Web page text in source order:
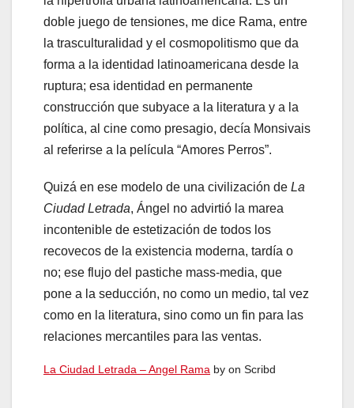
doble juego de tensiones, me dice Rama, entre
la trasculturalidad y el cosmopolitismo que da
forma a la identidad latinoamericana desde la
ruptura; esa identidad en permanente
construcción que subyace a la literatura y a la
política, al cine como presagio, decía Monsivais
al referirse a la película “Amores Perros”.
Quizá en ese modelo de una civilización de La
Ciudad Letrada, Ángel no advirtió la marea
incontenible de estetización de todos los
recovecos de la existencia moderna, tardía o
no; ese flujo del pastiche mass-media, que
pone a la seducción, no como un medio, tal vez
como en la literatura, sino como un fin para las
relaciones mercantiles para las ventas.
La Ciudad Letrada – Angel Rama by on Scribd